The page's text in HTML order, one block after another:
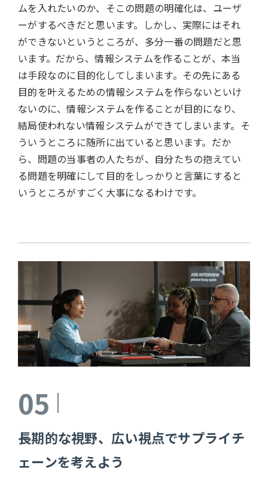
ムを入れたいのか、そこの問題の明確化は、ユーザ
ーがするべきだと思います。しかし、実際にはそれ
ができないというところが、多分一番の問題だと思
います。だから、情報システムを作ることが、本当
は手段なのに目的化してしまいます。その先にある
目的を叶えるための情報システムを作らないといけ
ないのに、情報システムを作ることが目的になり、
結局使われない情報システムができてしまいます。そ
ういうところに随所に出ていると思います。だか
ら、問題の当事者の人たちが、自分たちの抱えてい
る問題を明確にして目的をしっかりと言葉にすると
いうところがすごく大事になるわけです。
05
長期的な視野、広い視点でサプライチ
ェーンを考えよう